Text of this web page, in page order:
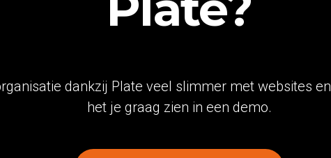
dankzij Plate veel slimmer met websites
het je graag zien in een demo.